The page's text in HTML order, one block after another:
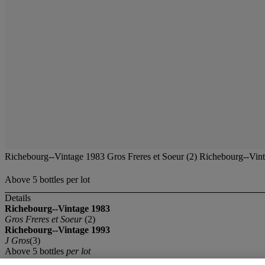
Richebourg--Vintage 1983 Gros Freres et Soeur (2) Richebourg--
Above 5 bottles per lot
Details
Richebourg--Vintage 1983
Gros Freres et Soeur(2)
Richebourg--Vintage 1993
J Gros(3)
Above 5 bottles per lot